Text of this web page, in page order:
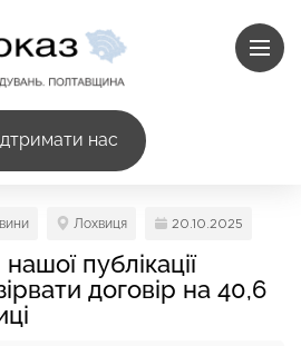
нас
Лохвиця 20.10.2025
публікації
договір на 40,6